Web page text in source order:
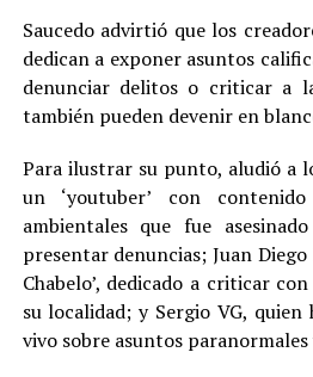
Saucedo advirtió que los
dedican a exponer asuntos
denunciar delitos o criticar a
también pueden devenir en
Para ilustrar su punto, aludió a
un ‘youtuber’ con
ambientales que fue
presentar denuncias; Juan
Chabelo’, dedicado a criticar
su localidad; y Sergio VG,
vivo sobre asuntos